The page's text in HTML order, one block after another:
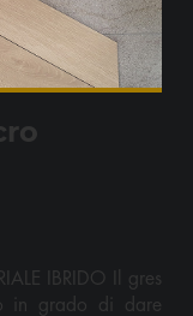
IBRIDO Il gres
in grado di dare